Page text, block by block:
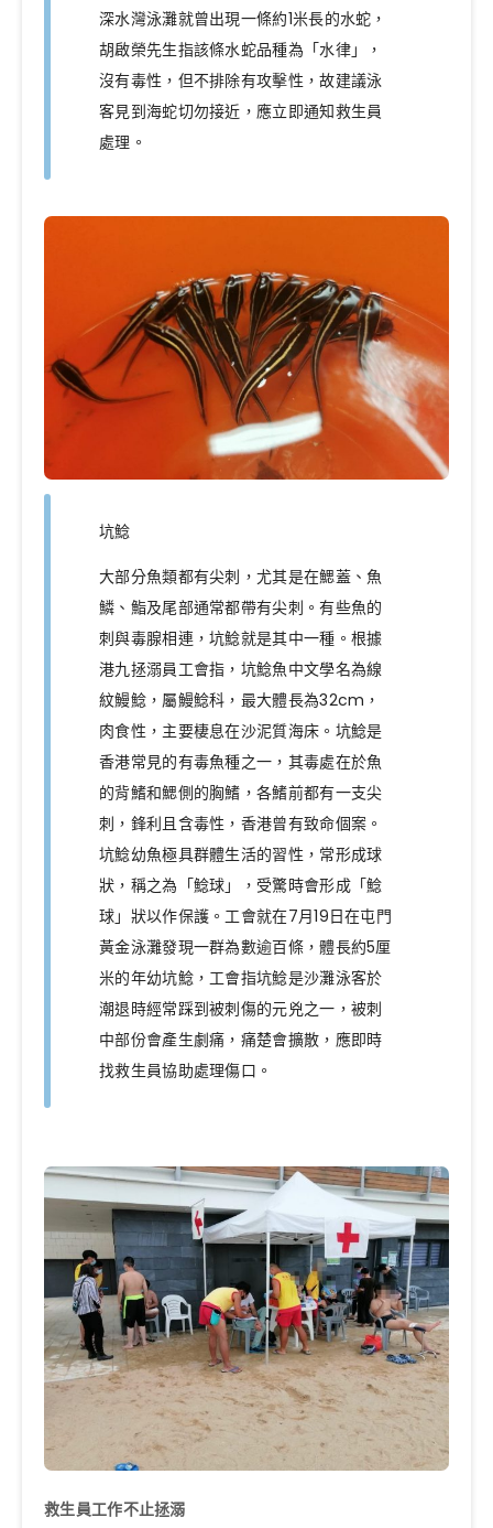
深水灣泳灘就曾出現一條約1米長的水蛇，
胡啟榮先生指該條水蛇品種為「水律」，
沒有毒性，但不排除有攻擊性，故建議泳
客見到海蛇切勿接近，應立即通知救生員
處理。
坑鯰
大部分魚類都有尖刺，尤其是在鰓蓋、魚
鱗、鮨及尾部通常都帶有尖刺。有些魚的
刺與毒腺相連，坑鯰就是其中一種。根據
港九拯溺員工會指，坑鯰魚中文學名為線
紋鰻鯰，屬鰻鯰科，最大體長為32cm，
肉食性，主要棲息在沙泥質海床。坑鯰是
香港常見的有毒魚種之一，其毒處在於魚
的背鰭和鰓側的胸鰭，各鰭前都有一支尖
刺，鋒利且含毒性，香港曾有致命個案。
坑鯰幼魚極具群體生活的習性，常形成球
狀，稱之為「鯰球」，受驚時會形成「鯰
球」狀以作保護。工會就在7月19日在屯門
黃金泳灘發現一群為數逾百條，體長約5厘
米的年幼坑鯰，工會指坑鯰是沙灘泳客於
潮退時經常踩到被刺傷的元兇之一，被刺
中部份會產生劇痛，痛楚會擴散，應即時
找救生員協助處理傷口。
救生員工作不止拯溺